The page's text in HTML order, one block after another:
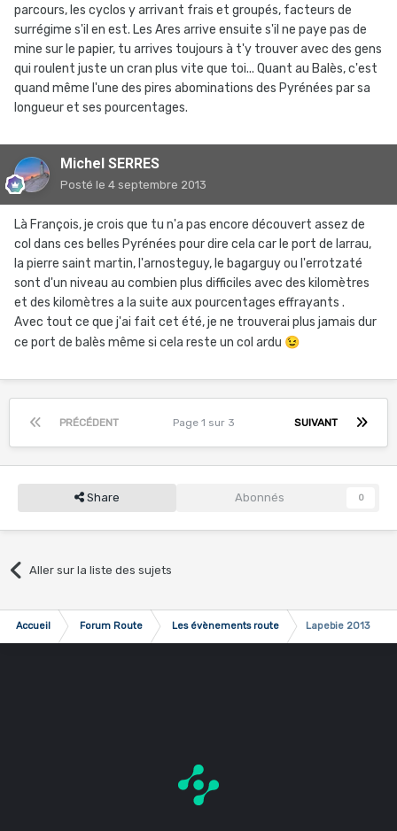
parcours, les cyclos y arrivant frais et groupés, facteurs de
surrégime s'il en est. Les Ares arrive ensuite s'il ne paye pas de
mine sur le papier, tu arrives toujours à t'y trouver avec des gens
qui roulent juste un cran plus vite que toi... Quant au Balès, c'est
quand même l'une des pires abominations des Pyrénées par sa
longueur et ses pourcentages.
Michel SERRES
Posté le 4 septembre 2013
Là François, je crois que tu n'a pas encore découvert assez de
col dans ces belles Pyrénées pour dire cela car le port de larrau,
la pierre saint martin, l'arnosteguy, le bagarguy ou l'errotzaté
sont d'un niveau au combien plus difficiles avec des kilomètres
et des kilomètres a la suite aux pourcentages effrayants .
Avec tout ce que j'ai fait cet été, je ne trouverai plus jamais dur
ce port de balès même si cela reste un col ardu 😉
PRÉCÉDENT SUIVANT
Page 1 sur 3
Share Abonnés 0
Aller sur la liste des sujets
Accueil Forum Route Les évènements route Lapebie 2013